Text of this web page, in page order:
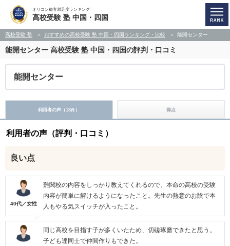
オリコン顧客満足度ランキング
高校受験 塾 中国・四国
高校受験 塾 おすすめの高校受験 塾 中国・四国ランキング・比較 能開センター
能開センター 高校受験 塾 中国・四国の評判・口コミ
能開センター
利用者の声（18件） 得点
利用者の声（評判・口コミ）
良い点
40代／女性
難関校の内容をしっかり教えてくれるので、本命の高校の受験
内容が簡単に解けるようになったこと。先生の熱意のお陰で本
人もやる気スイッチが入ったこと。
同じ高校を目指す子が多くいたため、切磋琢磨できたと思う。
子ども達同士で仲間作りもできた。